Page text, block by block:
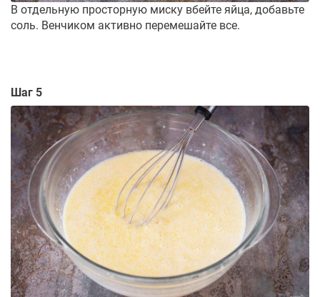
В отдельную просторную миску вбейте яйца, добавьте
соль. Венчиком активно перемешайте все.
Шаг 5